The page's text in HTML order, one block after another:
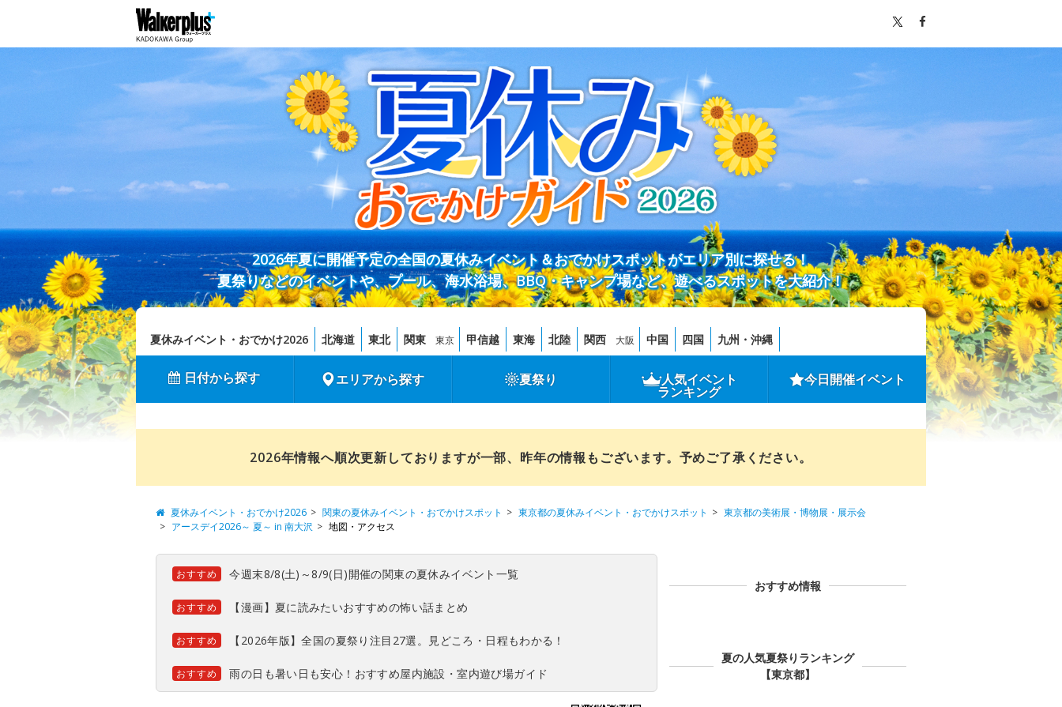
2026年夏に開催予定の全国の夏休みイベント＆おでかけスポットがエリア別に探せる！
夏祭りなどのイベントや、プール、海水浴場、BBQ・キャンプ場など、遊べるスポットを大紹介！
夏休みイベント・おでかけ2026 北海道 東北 関東 東京 甲信越 東海 北陸 関西 大阪 中国 四国 九州・沖縄
日付から探す エリアから探す 夏祭り 人気イベント
ランキング
今日開催イベント
2026年情報へ順次更新しておりますが一部、昨年の情報もございます。予めご了承ください。
夏休みイベント・おでかけ2026 関東の夏休みイベント・おでかけスポット 東京都の夏休みイベント・おでかけスポット
東京都の美術展・博物展・展示会
アースデイ2026～ 夏～ in 南大沢
地図・アクセス
おすすめ 今週末8/8(土)～8/9(日)開催の関東の夏休みイベント一覧
おすすめ 【漫画】夏に読みたいおすすめの怖い話まとめ
おすすめ 【2026年版】全国の夏祭り注目27選。見どころ・日程もわかる！
おすすめ 雨の日も暑い日も安心！おすすめ屋内施設・室内遊び場ガイド
おすすめ情報
夏の人気夏祭りランキング
【東京都】